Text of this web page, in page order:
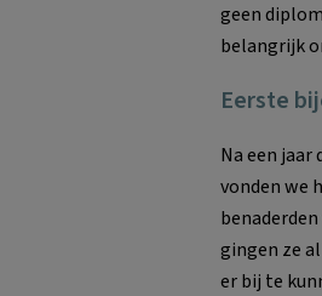
geen
belangrijk
Eerste
Na een
vonden we
gingen ze
er bij te